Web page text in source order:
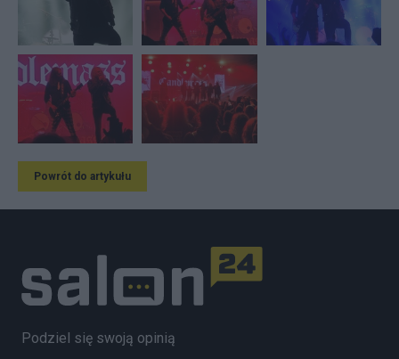
Powrót do artykułu
Podziel się swoją opinią